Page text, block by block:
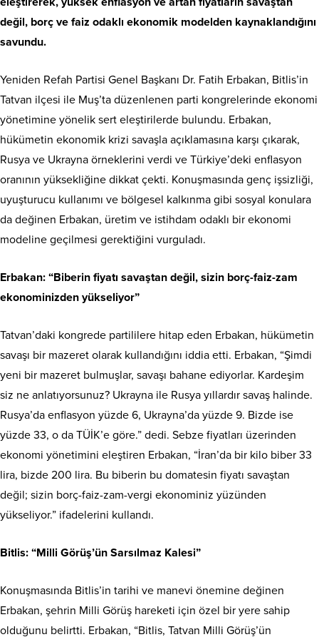
değil, borç ve faiz odaklı ekonomik modelden kaynaklandığını
savundu.
Yeniden Refah Partisi Genel Başkanı Dr. Fatih Erbakan, Bitlis’in
Tatvan ilçesi ile Muş’ta düzenlenen parti kongrelerinde ekonomi
yönetimine yönelik sert eleştirilerde bulundu. Erbakan,
hükümetin ekonomik krizi savaşla açıklamasına karşı çıkarak,
Rusya ve Ukrayna örneklerini verdi ve Türkiye’deki enflasyon
oranının yüksekliğine dikkat çekti. Konuşmasında genç işsizliği,
uyuşturucu kullanımı ve bölgesel kalkınma gibi sosyal konulara
da değinen Erbakan, üretim ve istihdam odaklı bir ekonomi
modeline geçilmesi gerektiğini vurguladı.
Erbakan: “Biberin fiyatı savaştan değil, sizin borç-faiz-zam
ekonominizden yükseliyor”
Tatvan’daki kongrede partililere hitap eden Erbakan, hükümetin
savaşı bir mazeret olarak kullandığını iddia etti. Erbakan, “Şimdi
yeni bir mazeret bulmuşlar, savaşı bahane ediyorlar. Kardeşim
siz ne anlatıyorsunuz? Ukrayna ile Rusya yıllardır savaş halinde.
Rusya’da enflasyon yüzde 6, Ukrayna’da yüzde 9. Bizde ise
yüzde 33, o da TÜİK’e göre.” dedi. Sebze fiyatları üzerinden
ekonomi yönetimini eleştiren Erbakan, “İran’da bir kilo biber 33
lira, bizde 200 lira. Bu biberin bu domatesin fiyatı savaştan
değil; sizin borç-faiz-zam-vergi ekonominiz yüzünden
yükseliyor.” ifadelerini kullandı.
Bitlis: “Milli Görüş’ün Sarsılmaz Kalesi”
Konuşmasında Bitlis’in tarihi ve manevi önemine değinen
Erbakan, şehrin Milli Görüş hareketi için özel bir yere sahip
olduğunu belirtti. Erbakan, “Bitlis, Tatvan Milli Görüş’ün